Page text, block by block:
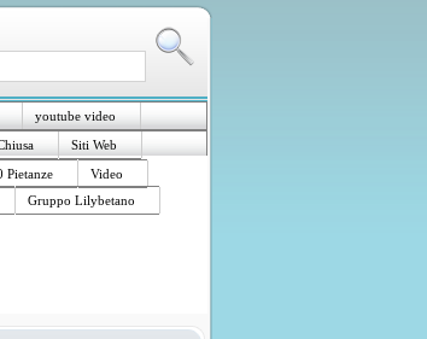
youtube video
Siti Web
Pietanze
Video
Gruppo Lilybetano